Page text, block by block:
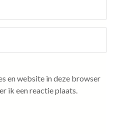
en website in deze browser
ik een reactie plaats.